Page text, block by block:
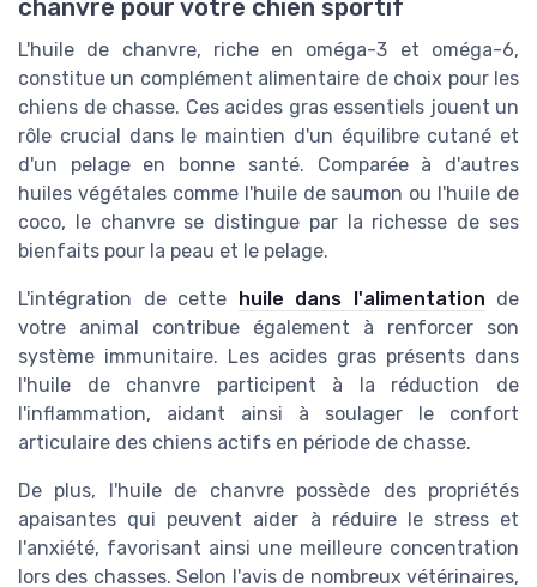
chanvre pour votre chien sportif
L'huile de chanvre, riche en oméga-3 et oméga-6,
constitue un complément alimentaire de choix pour les
chiens de chasse. Ces acides gras essentiels jouent un
rôle crucial dans le maintien d'un équilibre cutané et
d'un pelage en bonne santé. Comparée à d'autres
huiles végétales comme l'huile de saumon ou l'huile de
coco, le chanvre se distingue par la richesse de ses
bienfaits pour la peau et le pelage.
L'intégration de cette huile dans l'alimentation de
votre animal contribue également à renforcer son
système immunitaire. Les acides gras présents dans
l'huile de chanvre participent à la réduction de
l'inflammation, aidant ainsi à soulager le confort
articulaire des chiens actifs en période de chasse.
De plus, l'huile de chanvre possède des propriétés
apaisantes qui peuvent aider à réduire le stress et
l'anxiété, favorisant ainsi une meilleure concentration
lors des chasses. Selon l'avis de nombreux vétérinaires,